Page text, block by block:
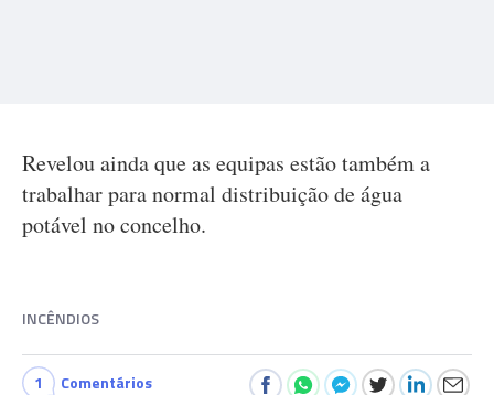
Revelou ainda que as equipas estão também a
trabalhar para normal distribuição de água
potável no concelho.
INCÊNDIOS
1 Comentários